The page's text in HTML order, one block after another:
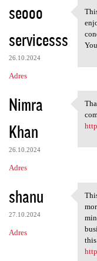
seooo
servicesss
26.10.2024
Adres
Nimra
Khan
26.10.2024
Adres
shanu
27.10.2024
Adres